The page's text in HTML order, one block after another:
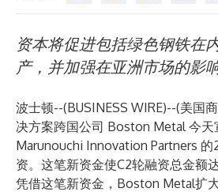
资本将促进包括绿色钢铁在
产，并加强在亚洲市场的影
波士顿--(BUSINESS WIRE)--(美国
决方案跨国公司 Boston Metal今天
Marunouchi Innovation Partners 的
资。这笔新资金使C2轮融资总金额
凭借这笔新资金，Boston Metal扩